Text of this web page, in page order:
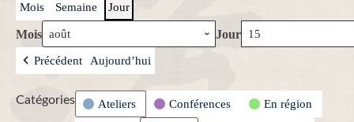
Docs & vidéos
Contact
Mois Semaine Jour
Mois Jour
Précédent Aujourd’hui
Catégories Ateliers Conférences En région